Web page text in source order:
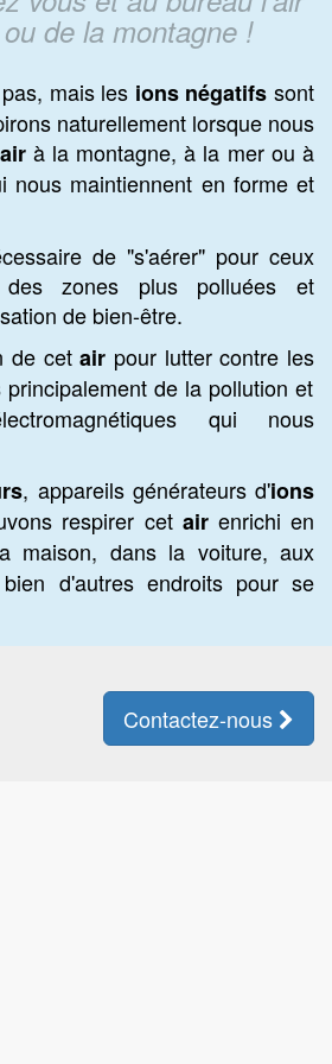
de la montagne !
mais les ions négatifs sont
naturellement lorsque nous
airà la montagne, à la mer ou à
nous maintiennent en forme et
de "s'aérer" pour ceux
zones plus polluées et
de bien-être.
de cetair pour lutter contre les
principalement de la pollution et
qui nous
, appareils générateurs d'ions
respirer cet airenrichi en
dans la voiture, aux
d'autres endroits pour se
Contactez-nous